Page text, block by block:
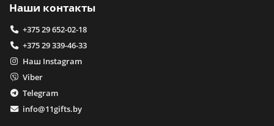
Наши контакты
+375 29 652-02-18
+375 29 339-46-33
Наш Instagram
Viber
Telegram
info@11gifts.by